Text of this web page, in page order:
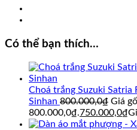
Có thể bạn thích…
Choá trắng Suzuki Satria
Sinhan 800.000,0₫ Giá
800.000,0₫.750.000,0₫